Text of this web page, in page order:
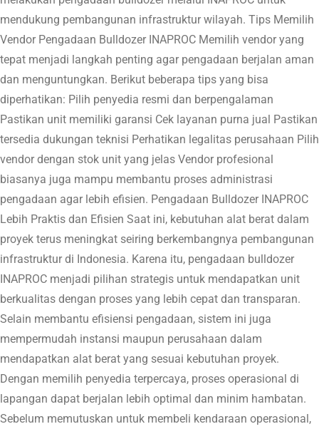
mendukung pembangunan infrastruktur wilayah. Tips Memilih
Vendor Pengadaan Bulldozer INAPROC Memilih vendor yang
tepat menjadi langkah penting agar pengadaan berjalan aman
dan menguntungkan. Berikut beberapa tips yang bisa
diperhatikan: Pilih penyedia resmi dan berpengalaman
Pastikan unit memiliki garansi Cek layanan purna jual Pastikan
tersedia dukungan teknisi Perhatikan legalitas perusahaan Pilih
vendor dengan stok unit yang jelas Vendor profesional
biasanya juga mampu membantu proses administrasi
pengadaan agar lebih efisien. Pengadaan Bulldozer INAPROC
Lebih Praktis dan Efisien Saat ini, kebutuhan alat berat dalam
proyek terus meningkat seiring berkembangnya pembangunan
infrastruktur di Indonesia. Karena itu, pengadaan bulldozer
INAPROC menjadi pilihan strategis untuk mendapatkan unit
berkualitas dengan proses yang lebih cepat dan transparan.
Selain membantu efisiensi pengadaan, sistem ini juga
mempermudah instansi maupun perusahaan dalam
mendapatkan alat berat yang sesuai kebutuhan proyek.
Dengan memilih penyedia terpercaya, proses operasional di
lapangan dapat berjalan lebih optimal dan minim hambatan.
Sebelum memutuskan untuk membeli kendaraan operasional,